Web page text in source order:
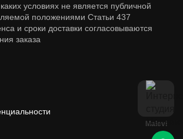
условиях не является публичной
положениями Статьи 437
и сроки доставки согласовываются
заказа
Malevi